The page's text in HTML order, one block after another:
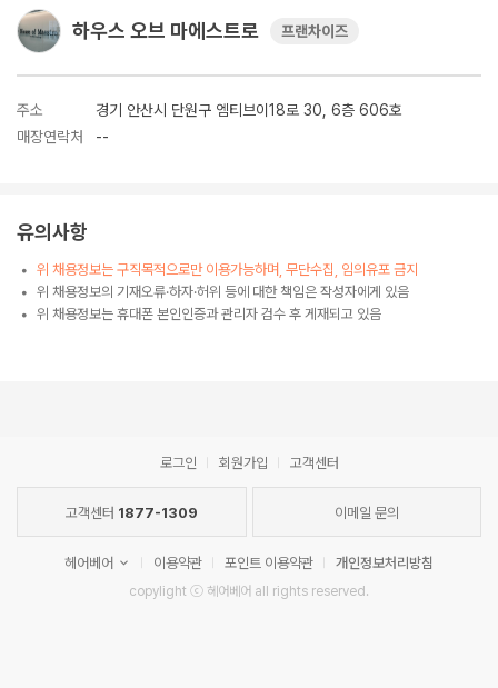
하우스 오브 마에스트로 프랜차이즈
주소
경기 안산시 단원구 엠티브이18로 30, 6층 606호
매장연락처
--
유의사항
위 채용정보는 구직목적으로만 이용가능하며, 무단수집, 임의유포 금지
위 채용정보의 기재오류·하자·허위 등에 대한 책임은 작성자에게 있음
위 채용정보는 휴대폰 본인인증과 관리자 검수 후 게재되고 있음
로그인 회원가입 고객센터
고객센터 1877-1309 이메일 문의
헤어베어 이용약관 포인트 이용약관 개인정보처리방침
copylight ⓒ 헤어베어 all rights reserved.